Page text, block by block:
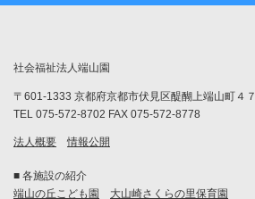
社会福祉法人端山園
〒601-1333 京都府京都市伏見区醍醐上端山町４７
TEL 075-572-8702 FAX 075-572-8778
法人概要 情報公開
■ 各施設の紹介
端山の丘こども園
大山崎さくらの里保育園